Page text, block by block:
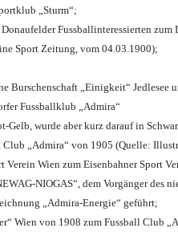
„Sturm“;
Fussballinteressierten zum
Sport Zeitung, vom 04.03.1900);
Burschenschaft „Einigkeit“ Jedlesee
Fussballklub „Admira“
wurde aber kurz darauf in
Club „Admira“ von 1905 (Quelle:
Verein Wien zum Eisenbahner Sport
NIOGAS“, dem Vorgänger des
„Admira-Energie“ geführt;
Wien von 1908 zum Fussball Club